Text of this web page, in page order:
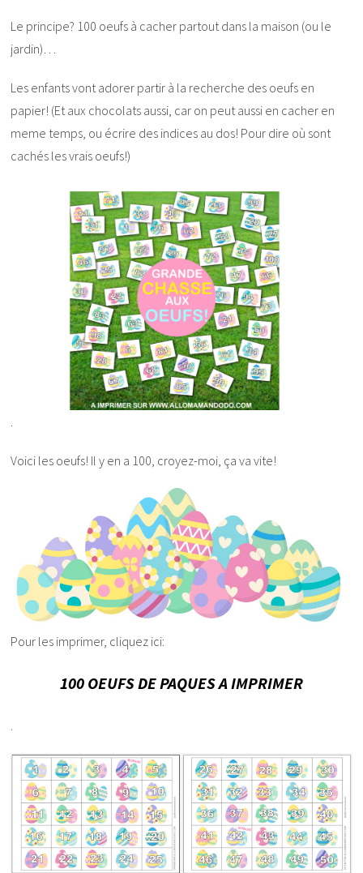
Le principe? 100 oeufs à cacher partout dans la maison (ou le
jardin)…
Les enfants vont adorer partir à la recherche des oeufs en
papier! (Et aux chocolats aussi, car on peut aussi en cacher en
meme temps, ou écrire des indices au dos! Pour dire où sont
cachés les vrais oeufs!)
.
Voici les oeufs! Il y en a 100, croyez-moi, ça va vite!
Pour les imprimer, cliquez ici:
100 OEUFS DE PAQUES A IMPRIMER